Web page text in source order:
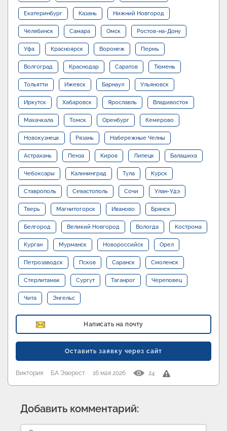
Екатеринбург Казань Нижний Новгород
Челябинск Самара Омск Ростов-на-Дону
Уфа Красноярск Воронеж Пермь
Волгоград Краснодар Саратов Тюмень
Тольятти Ижевск Барнаул Ульяновск
Иркутск Хабаровск Ярославль Владивосток
Махачкала Томск Оренбург Кемерово
Новокузнецк Рязань Набережные Челны
Астрахань Пенза Киров Липецк Балашиха
Чебоксары Калининград Тула Курск
Ставрополь Севастополь Сочи Улан-Удэ
Тверь Магнитогорск Иваново Брянск
Белгород Великий Новгород Вологда Кострома
Курган Мурманск Новороссийск Орел
Петрозаводск Псков Саранск Смоленск
Стерлитамак Сургут Таганрог Череповец
Чита Энгельс
Написать на почту
Оставить заявку через сайт
Виктория БА Эверест 16 мая 2026 24
Добавить комментарий: